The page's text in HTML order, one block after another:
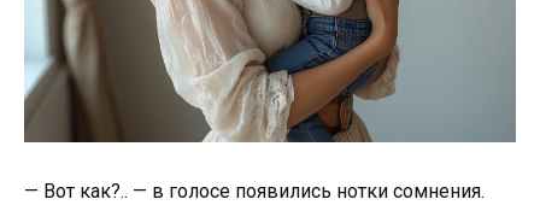
— Вот как?.. — в голосе появились нотки сомнения.